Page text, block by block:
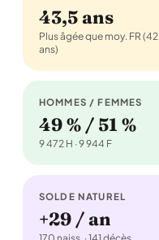
43,5 ans
Plus âgée que moy. FR (42
ans)
HOMMES / FEMMES
49 % / 51 %
9 472 H · 9 944 F
SOLDE NATUREL
+29 / an